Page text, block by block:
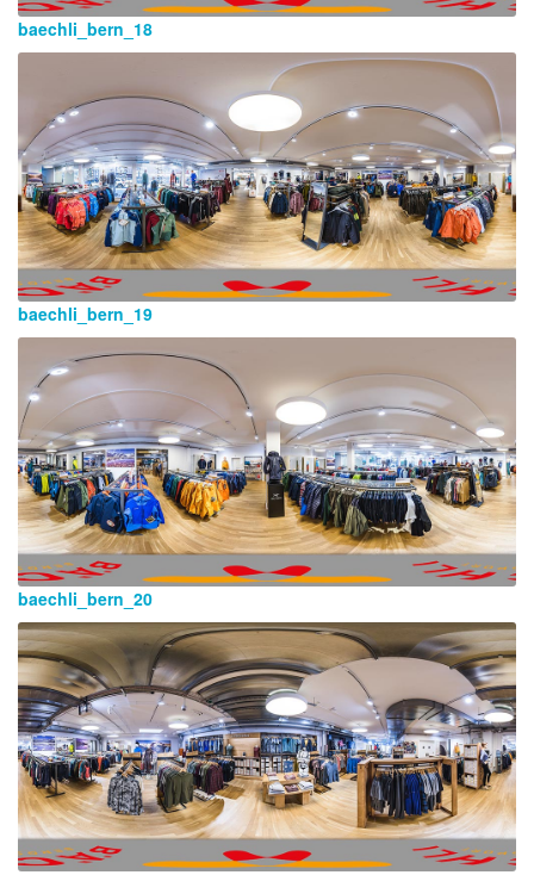
baechli_bern_18
baechli_bern_19
baechli_bern_20